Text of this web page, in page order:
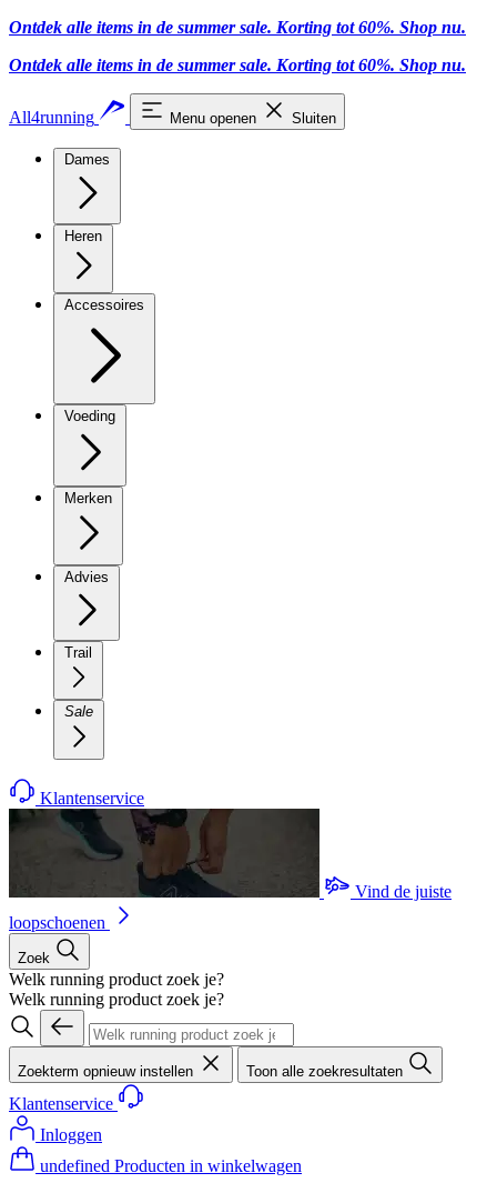
Ontdek alle items in de summer sale. Korting tot 60%. Shop nu.
Ontdek alle items in de summer sale. Korting tot 60%. Shop nu.
All4running Menu openen Sluiten
Dames
Heren
Accessoires
Voeding
Merken
Advies
Trail
Sale
Klantenservice
Vind de juiste
loopschoenen
Zoek
Welk running product zoek je?
Welk running product zoek je?
Zoekterm opnieuw instellen Toon alle zoekresultaten
Klantenservice
Inloggen
undefined Producten in winkelwagen